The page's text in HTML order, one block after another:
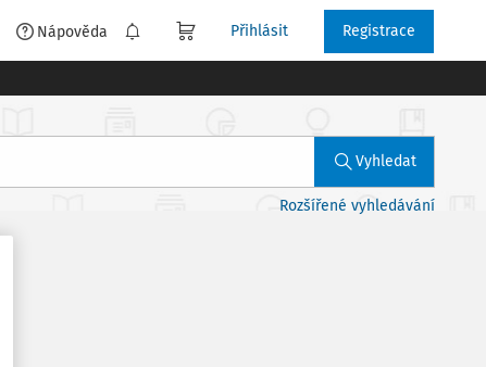
Nápověda Přihlásit Registrace
Vyhledat
Rozšířené vyhledávání